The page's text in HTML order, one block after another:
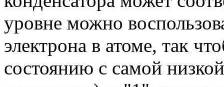
уровне можно
электрона в атоме, так
состоянию с самой